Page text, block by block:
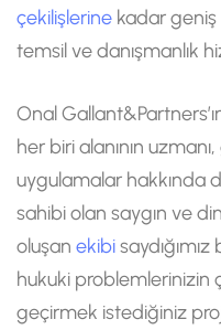
çekilişlerine kadar
temsil ve danışmanlık
Onal
her biri alanının
uygulamalar hakkında
sahibi olan saygın ve
oluşan ekibi
hukuki problemlerinizin
geçirmek istediğiniz